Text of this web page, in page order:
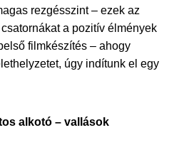
rezgésszint – ezek az
a pozitív élmények
filmkészítés – ahogy
úgy indítunk el egy
alkotó – vallások